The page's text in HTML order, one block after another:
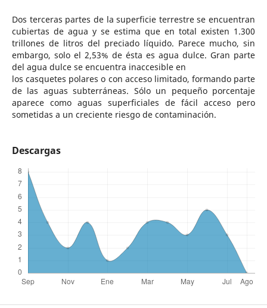
Dos terceras partes de la superficie terrestre se encuentran
cubiertas de agua y se estima que en total existen 1.300
trillones de litros del preciado líquido. Parece mucho, sin
embargo, solo el 2,53% de ésta es agua dulce. Gran parte
del agua dulce se encuentra inaccesible en
los casquetes polares o con acceso limitado, formando parte
de las aguas subterráneas. Sólo un pequeño porcentaje
aparece como aguas superficiales de fácil acceso pero
sometidas a un creciente riesgo de contaminación.
Descargas